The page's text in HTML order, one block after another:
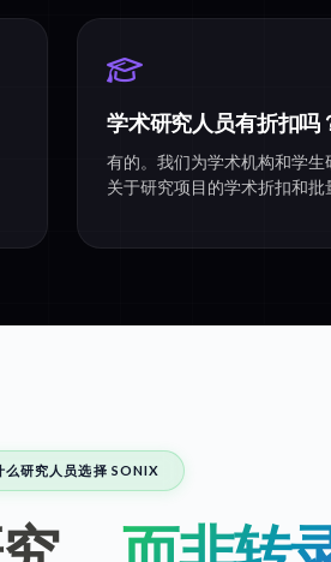
学术研究人员有折扣吗
有的。我们为学术机构和学
关于研究项目的学术折扣和批
么研究人员选择 SONIX